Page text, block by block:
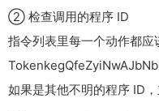
② 检查调用的程序 ID
指令列表里每一个动作都应
如果是其他不明的程序 ID，